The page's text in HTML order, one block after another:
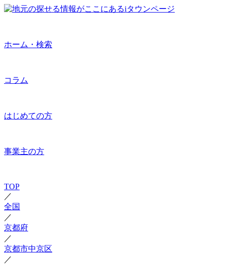
ホーム・検索
コラム
はじめての方
事業主の方
TOP
／
全国
／
京都府
／
京都市中京区
／